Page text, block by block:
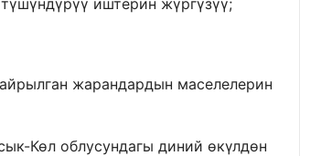
жарандардын маселелерин
Көл облусундагы диний өкүлдөн